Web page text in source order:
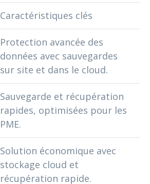
Caractéristiques clés
Protection avancée des
données avec sauvegardes
sur site et dans le cloud.
Sauvegarde et récupération
rapides, optimisées pour les
PME.
Solution économique avec
stockage cloud et
récupération rapide.